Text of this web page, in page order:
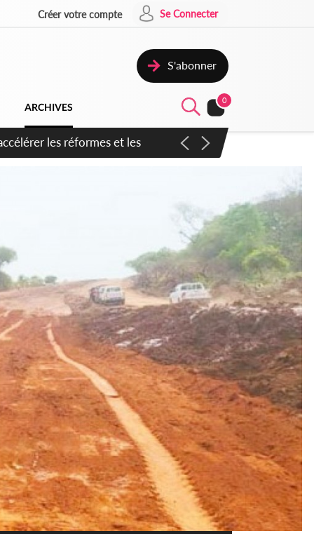
Créer votre compte Se Connecter
S'abonner
ARCHIVES
0
inspirer pour accélérer le